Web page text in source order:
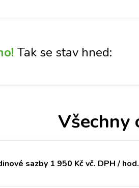
Tak se stav hned:
Všechny
sazby 1 950 Kč vč. DPH / hod.